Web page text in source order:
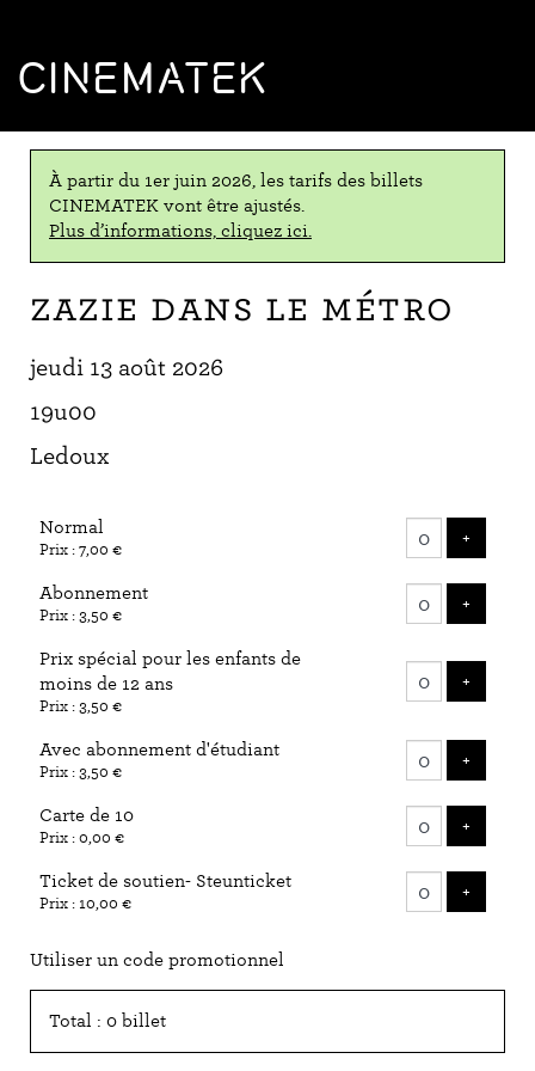
CINEMATEK
À partir du 1er juin 2026, les tarifs des billets
CINEMATEK vont être ajustés.
Plus d’informations, cliquez ici.
Zazie dans le métro
jeudi 13 août 2026
19u00
Ledoux
Normal
Prix : 7,00 €
+
Abonnement
Prix : 3,50 €
+
Prix spécial pour les enfants de
moins de 12 ans
Prix : 3,50 €
+
Avec abonnement d'étudiant
Prix : 3,50 €
+
Carte de 10
Prix : 0,00 €
+
Ticket de soutien- Steunticket
Prix : 10,00 €
+
Utiliser un code promotionnel
Total : 0 billet